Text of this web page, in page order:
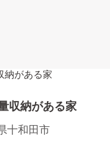
収納がある家
十和田市